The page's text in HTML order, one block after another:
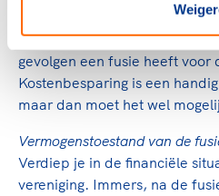
verhuurders of andere
zal met die partijen moeten
gevolgen een fusie heeft voor
Kostenbesparing is een
maar dan moet het wel
Vermogenstoestand van de
Verdiep je in de financiële
vereniging. Immers, na de